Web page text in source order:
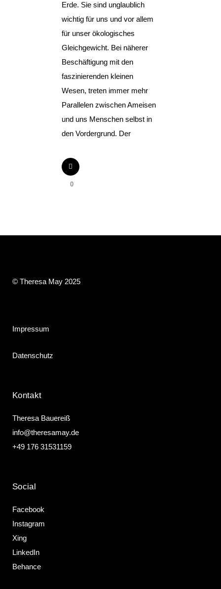
Erde. Sie sind unglaublich
wichtig für uns und vor allem
für unser ökologisches
Gleichgewicht. Bei näherer
Beschäftigung mit den
faszinierenden kleinen
Wesen, treten immer mehr
Parallelen zwischen Ameisen
und uns Menschen selbst in
den Vordergrund. Der
0
© Theresa May 2025
Impressum
Datenschutz
Kontakt
Theresa Bauereiß
info@theresamay.de
+49 176 31531159
Social
Facebook
Instagram
Xing
LinkedIn
Behance